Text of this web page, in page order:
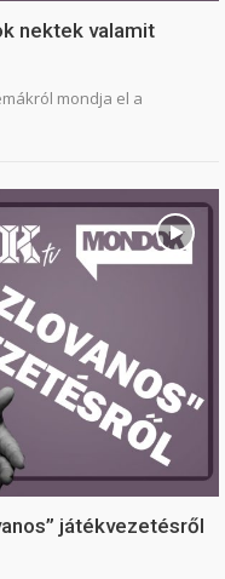
nektek valamit
mondja el a
játékvezetésről